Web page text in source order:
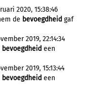
2020, 15:38:46
de bevoegdheid gaf
2019, 22:14:34
bevoegdheid een
2019, 15:13:44
bevoegdheid een